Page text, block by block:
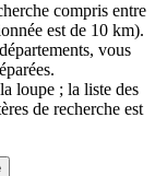
compris entre
est de 10 km).
vous
loupe ; la liste des
de recherche est